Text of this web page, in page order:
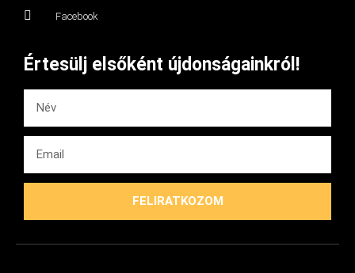
Facebook
Értesülj elsőként újdonságainkról!
FELIRATKOZOM